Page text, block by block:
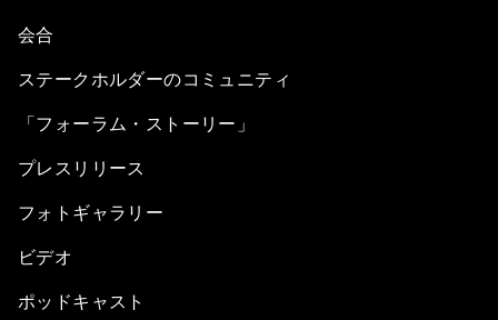
会合
ステークホルダーのコミュニティ
「フォーラム・ストーリー」
プレスリリース
フォトギャラリー
ビデオ
ポッドキャスト